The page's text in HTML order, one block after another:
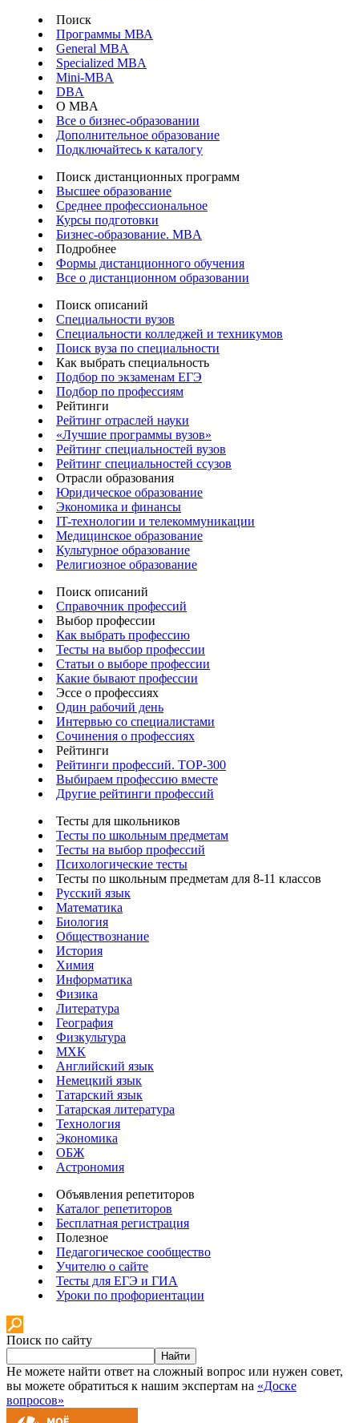
Поиск
Программы МВА
General MBA
Specialized MBA
Mini-MBA
DBA
О MBA
Все о бизнес-образовании
Дополнительное образование
Подключайтесь к каталогу
Поиск дистанционных программ
Высшее образование
Среднее профессиональное
Курсы подготовки
Бизнес-образование. MBA
Подробнее
Формы дистанционного обучения
Все о дистанционном образовании
Поиск описаний
Специальности вузов
Специальности колледжей и техникумов
Поиск вуза по специальности
Как выбрать специальность
Подбор по экзаменам ЕГЭ
Подбор по профессиям
Рейтинги
Рейтинг отраслей науки
«Лучшие программы вузов»
Рейтинг специальностей вузов
Рейтинг специальностей ссузов
Отрасли образования
Юридическое образование
Экономика и финансы
IT-технологии и телекоммуникации
Медицинское образование
Культурное образование
Религиозное образование
Поиск описаний
Справочник профессий
Выбор профессии
Как выбрать профессию
Тесты на выбор профессии
Статьи о выборе профессии
Какие бывают профессии
Эссе о профессиях
Один рабочий день
Интервью со специалистами
Сочинения о профессиях
Рейтинги
Рейтинги профессий. TOP-300
Выбираем профессию вместе
Другие рейтинги профессий
Тесты для школьников
Тесты по школьным предметам
Тесты на выбор профессий
Психологические тесты
Тесты по школьным предметам для 8-11 классов
Русский язык
Математика
Биология
Обществознание
История
Химия
Информатика
Физика
Литература
География
Физкультура
МХК
Английский язык
Немецкий язык
Татарский язык
Татарская литература
Технология
Экономика
ОБЖ
Астрономия
Объявления репетиторов
Каталог репетиторов
Бесплатная регистрация
Полезное
Педагогическое сообщество
Учителю о сайте
Тесты для ЕГЭ и ГИА
Уроки по профориентации
Поиск по сайту
Найти
Не можете найти ответ на сложный вопрос или нужен совет,
вы можете обратиться к нашим экспертам на «Доске
вопросов»